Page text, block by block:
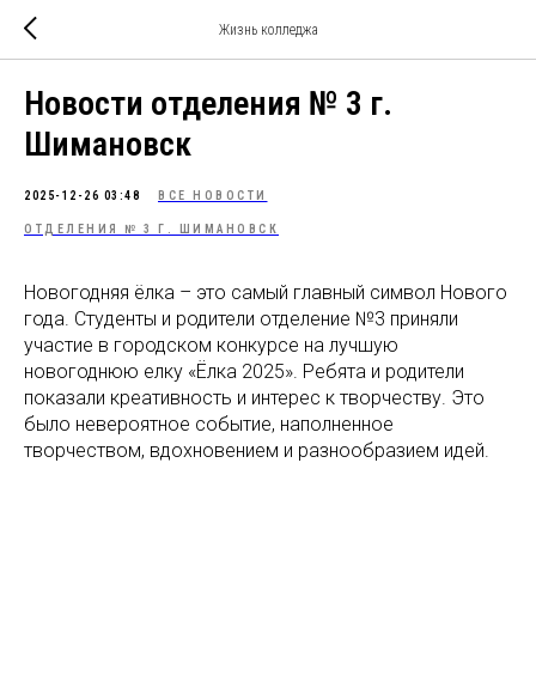
Жизнь колледжа
Новости отделения № 3 г.
Шимановск
2025-12-26 03:48 ВСЕ НОВОСТИ
ОТДЕЛЕНИЯ № 3 Г. ШИМАНОВСК
Новогодняя ёлка – это самый главный символ Нового
года. Студенты и родители отделение №3 приняли
участие в городском конкурсе на лучшую
новогоднюю елку «Ёлка 2025». Ребята и родители
показали креативность и интерес к творчеству. Это
было невероятное событие, наполненное
творчеством, вдохновением и разнообразием идей.